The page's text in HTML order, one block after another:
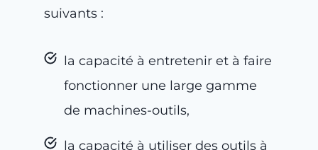
suivants :
la capacité à entretenir et à faire
fonctionner une large gamme
de machines-outils,
la capacité à utiliser des outils à